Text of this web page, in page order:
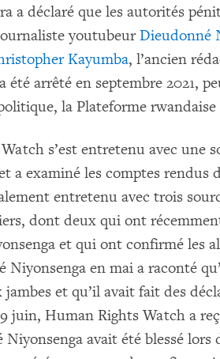
a déclaré que les autorités
youtubeurDieudonné
Kayumba, l’ancien
été arrêté en septembre 2021,
la Plateforme
s’est entretenu avec une
a examiné les comptes rendus
entretenu avec trois
dont deux qui ont
et qui ont confirmé les
Niyonsenga en mai a raconté
jambes et qu’il avait fait des
juin, Human Rights Watch a
avait été blessé lors